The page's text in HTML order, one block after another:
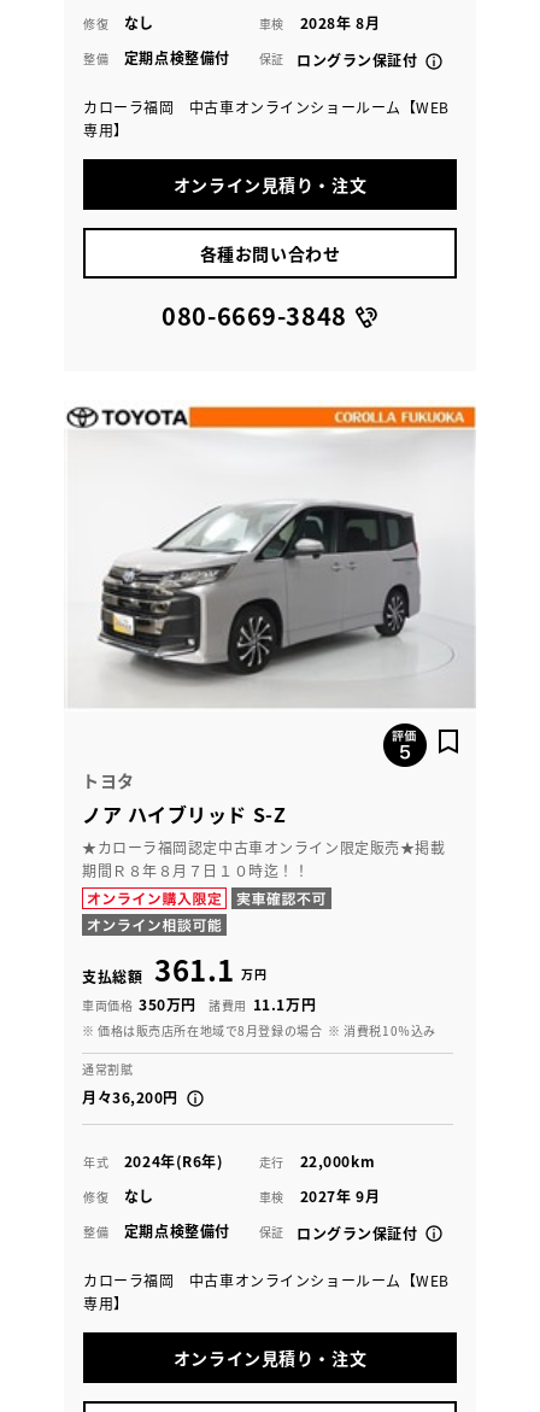
修復 なし 車検 2028年 8月
整備 定期点検整備付 保証 ロングラン保証付
カローラ福岡 中古車オンラインショールーム【WEB
専用】
オンライン見積り・注文
各種お問い合わせ
080-6669-3848
トヨタ
ノア ハイブリッド S-Z
★カローラ福岡認定中古車オンライン限定販売★掲載
期間Ｒ８年８月７日１０時迄！！
支払総額 361.1 万円
車両価格 350万円 諸費用 11.1万円
※ 価格は販売店所在地域で8月登録の場合 ※ 消費税10％込み
通常割賦
月々36,200円
年式 2024年(R6年) 走行 22,000km
修復 なし 車検 2027年 9月
整備 定期点検整備付 保証 ロングラン保証付
カローラ福岡 中古車オンラインショールーム【WEB
専用】
オンライン見積り・注文